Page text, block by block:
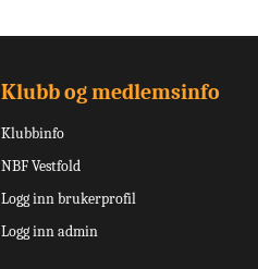
Klubb og medlemsinfo
Klubbinfo
NBF Vestfold
Logg inn brukerprofil
Logg inn admin